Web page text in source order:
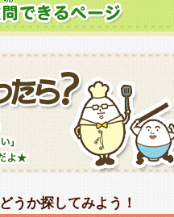
うか探してみよう！